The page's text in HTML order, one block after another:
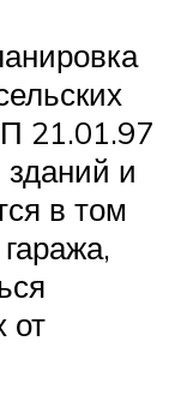
21.01.97
и
в том
от